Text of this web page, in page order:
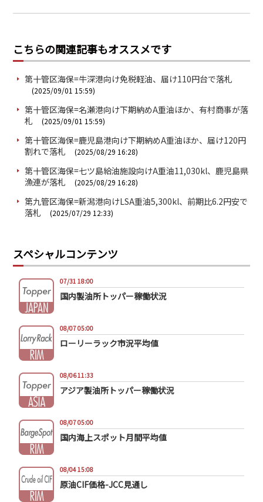
こちらの関連記事もオススメです
第十管区海保=牛深港向け免税軽油、届け110円台で落札
(2025/09/01 15:59)
第十管区海保=名瀬港向け下期納めA重油ほか、有村商事が落
札
(2025/09/01 15:59)
第十管区海保=鹿児島港向け下期納めA重油ほか、届け120円
割れで落札
(2025/08/29 16:28)
第十管区海保=七ツ島給油施設向けA重油11,030kl、鹿児島県
漁連が落札
(2025/08/29 16:28)
第九管区海保=新潟港向けLSA重油5,300kl、前期比6.2円安で
落札
(2025/07/29 12:33)
スペシャルコンテンツ
07/31 18:00
国内製油所トッパー稼働状況
08/07 05:00
ローリーラック市況平均値
08/06 11:33
アジア製油所トッパー稼働状況
08/07 05:00
国内海上スポット月間平均値
08/04 15:08
原油CIF価格-JCC見通し